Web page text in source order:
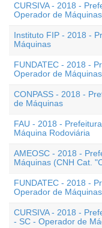
CURSIVA - 2018 -
Operador de Máquinas
Instituto FIP - 2018 -
Máquinas
FUNDATEC - 2018 -
Operador de Máquinas
CONPASS - 2018 -
de Máquinas
FAU - 2018 -
Máquina Rodoviária
AMEOSC - 2018 -
Máquinas (CNH Cat.
FUNDATEC - 2018 -
Operador de Máquinas
CURSIVA - 2018 -
- SC - Operador de